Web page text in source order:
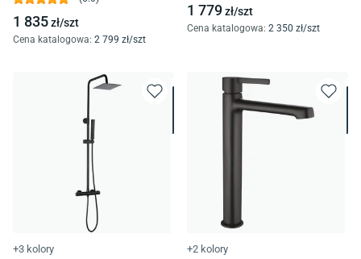
1 835zł/szt
Cena katalogowa: 2 799 zł/szt
1 779zł/szt
Cena katalogowa: 2 350 zł/szt
+3 kolory +2 kolory